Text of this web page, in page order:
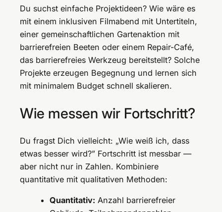
Du suchst einfache Projektideen? Wie wäre es
mit einem inklusiven Filmabend mit Untertiteln,
einer gemeinschaftlichen Gartenaktion mit
barrierefreien Beeten oder einem Repair-Café,
das barrierefreies Werkzeug bereitstellt? Solche
Projekte erzeugen Begegnung und lernen sich
mit minimalem Budget schnell skalieren.
Wie messen wir Fortschritt?
Du fragst Dich vielleicht: „Wie weiß ich, dass
etwas besser wird?” Fortschritt ist messbar —
aber nicht nur in Zahlen. Kombiniere
quantitative mit qualitativen Methoden:
Quantitativ: Anzahl barrierefreier